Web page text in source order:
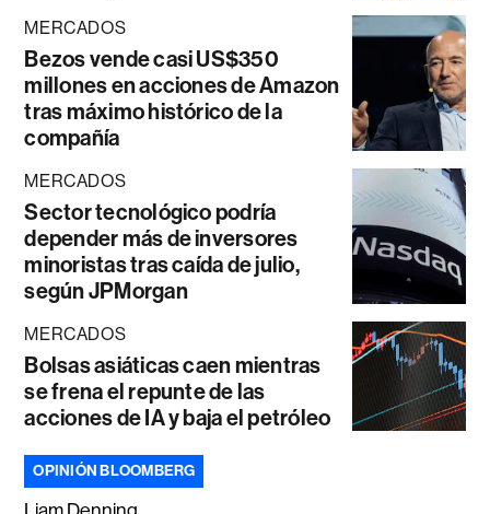
MERCADOS
Bezos vende casi US$350
millones en acciones de Amazon
tras máximo histórico de la
compañía
MERCADOS
Sector tecnológico podría
depender más de inversores
minoristas tras caída de julio,
según JPMorgan
MERCADOS
Bolsas asiáticas caen mientras
se frena el repunte de las
acciones de IA y baja el petróleo
OPINIÓN BLOOMBERG